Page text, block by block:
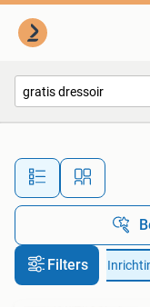
Filters
Huis en